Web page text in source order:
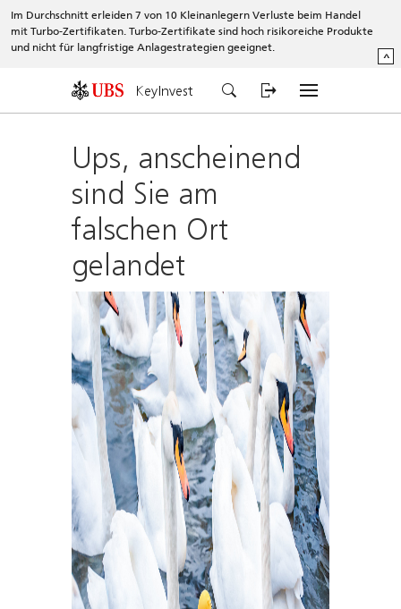
Im Durchschnitt erleiden 7 von 10 Kleinanlegern Verluste beim Handel
mit Turbo-Zertifikaten. Turbo-Zertifikate sind hoch risikoreiche Produkte
und nicht für langfristige Anlagestrategien geeignet.
^
KeyInvest
Ups, anscheinend
sind Sie am
falschen Ort
gelandet